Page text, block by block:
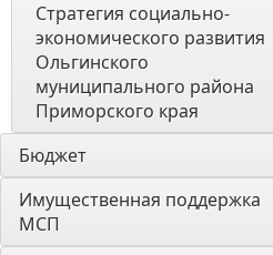
Стратегия социально-
экономического развития
Ольгинского
муниципального района
Приморского края
Бюджет
Имущественная поддержка
МСП